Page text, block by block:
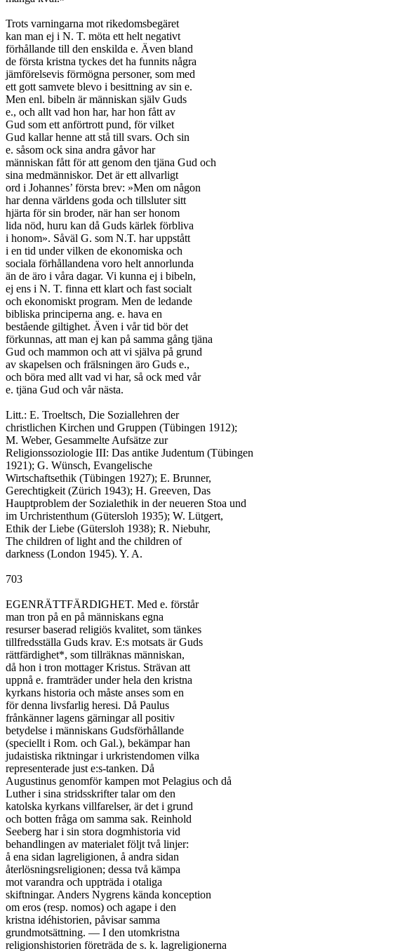
Trots varningarna mot rikedomsbegäret
kan man ej i N. T. möta ett helt negativt
förhållande till den enskilda e. Även bland
de första kristna tyckes det ha funnits några
jämförelsevis förmögna personer, som med
ett gott samvete blevo i besittning av sin e.
Men enl. bibeln är människan själv Guds
e., och allt vad hon har, har hon fått av
Gud som ett anförtrott pund, för vilket
Gud kallar henne att stå till svars. Och sin
e. såsom ock sina andra gåvor har
människan fått för att genom den tjäna Gud och
sina medmänniskor. Det är ett allvarligt
ord i Johannes’ första brev: »Men om någon
har denna världens goda och tillsluter sitt
hjärta för sin broder, när han ser honom
lida nöd, huru kan då Guds kärlek förbliva
i honom». Såväl G. som N.T. har uppstått
i en tid under vilken de ekonomiska och
sociala förhållandena voro helt annorlunda
än de äro i våra dagar. Vi kunna ej i bibeln,
ej ens i N. T. finna ett klart och fast socialt
och ekonomiskt program. Men de ledande
bibliska principerna ang. e. hava en
bestående giltighet. Även i vår tid bör det
förkunnas, att man ej kan på samma gång tjäna
Gud och mammon och att vi själva på grund
av skapelsen och frälsningen äro Guds e.,
och böra med allt vad vi har, så ock med vår
e. tjäna Gud och vår nästa.
Litt.: E. Troeltsch, Die Soziallehren der
christlichen Kirchen und Gruppen (Tübingen 1912);
M. Weber, Gesammelte Aufsätze zur
Religionssoziologie III: Das antike Judentum (Tübingen
1921); G. Wünsch, Evangelische
Wirtschaftsethik (Tübingen 1927); E. Brunner,
Gerechtigkeit (Zürich 1943); H. Greeven, Das
Hauptproblem der Sozialethik in der neueren Stoa und
im Urchristenthum (Gütersloh 1935); W. Lütgert,
Ethik der Liebe (Gütersloh 1938); R. Niebuhr,
The children of light and the children of
darkness (London 1945). Y. A.
703
EGENRÄTTFÄRDIGHET. Med e. förstår
man tron på en på människans egna
resurser baserad religiös kvalitet, som tänkes
tillfredsställa Guds krav. E:s motsats är Guds
rättfärdighet*, som tillräknas människan,
då hon i tron mottager Kristus. Strävan att
uppnå e. framträder under hela den kristna
kyrkans historia och måste anses som en
för denna livsfarlig heresi. Då Paulus
frånkänner lagens gärningar all positiv
betydelse i människans Gudsförhållande
(speciellt i Rom. och Gal.), bekämpar han
judaistiska riktningar i urkristendomen vilka
representerade just e:s-tanken. Då
Augustinus genomför kampen mot Pelagius och då
Luther i sina stridsskrifter talar om den
katolska kyrkans villfarelser, är det i grund
och botten fråga om samma sak. Reinhold
Seeberg har i sin stora dogmhistoria vid
behandlingen av materialet följt två linjer:
å ena sidan lagreligionen, å andra sidan
återlösningsreligionen; dessa två kämpa
mot varandra och uppträda i otaliga
skiftningar. Anders Nygrens kända konception
om eros (resp. nomos) och agape i den
kristna idéhistorien, påvisar samma
grundmotsättning. — I den utomkristna
religionshistorien företräda de s. k. lagreligionerna